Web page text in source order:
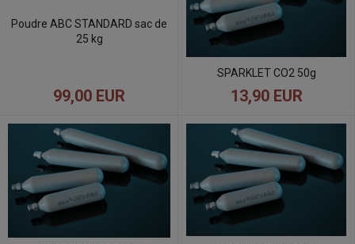
Poudre ABC STANDARD sac de
25 kg
99,00 EUR
SPARKLET CO2 50g
13,90 EUR